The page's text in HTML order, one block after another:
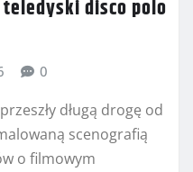
disco polo
0
długą drogę od
scenografią
o filmowym